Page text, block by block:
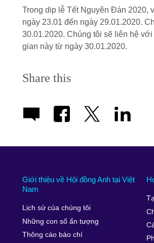
Trong dip lễ Tết Nguyên Đán 2020,
ngày 23.01 đến ngày 29.01.2020.
30.01.2020. Chúng tôi sẽ liên hệ
gian này từ ngày 30.01.2020.
Share this
Giới thiệu về Hội đồng Anh tại Việt
Nam
Lịch sử của chúng tôi
Những con số ấn tượng
Thông cáo báo chí